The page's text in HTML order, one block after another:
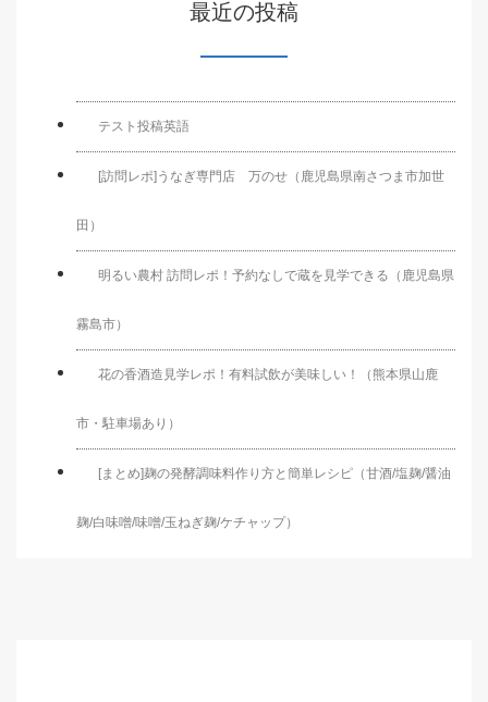
最近の投稿
テスト投稿英語
[訪問レポ]うなぎ専門店 万のせ（鹿児島県南さつま市加世
田）
明るい農村 訪問レポ！予約なしで蔵を見学できる（鹿児島県
霧島市）
花の香酒造見学レポ！有料試飲が美味しい！（熊本県山鹿
市・駐車場あり）
[まとめ]麹の発酵調味料作り方と簡単レシピ（甘酒/塩麹/醤油
麹/白味噌/味噌/玉ねぎ麹/ケチャップ）